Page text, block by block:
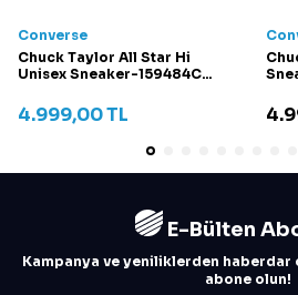
Converse
Chuck Taylor All Star Hi
Unisex Sneaker-159484C
4.999,00TL
E-Bülten
Kampanya ve yeniliklerden
abone olun!